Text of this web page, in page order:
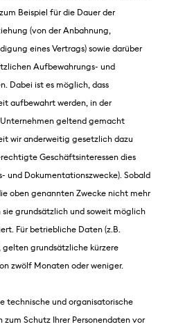
Beispiel für die Dauer der
(von der Anbahnung,
eines Vertrags) sowie darüber
Aufbewahrungs- und
Dabei ist es möglich, dass
aufbewahrt werden, in der
geltend gemacht
wir anderweitig gesetzlich dazu
Geschäftsinteressen dies
und Dokumentationszwecke). Sobald
oben genannten Zwecke nicht mehr
grundsätzlich und soweit möglich
Für betriebliche Daten (z.B.
gelten grundsätzliche kürzere
zwölf Monaten oder weniger.
technische und organisatorische
Schutz Ihrer Personendaten vor